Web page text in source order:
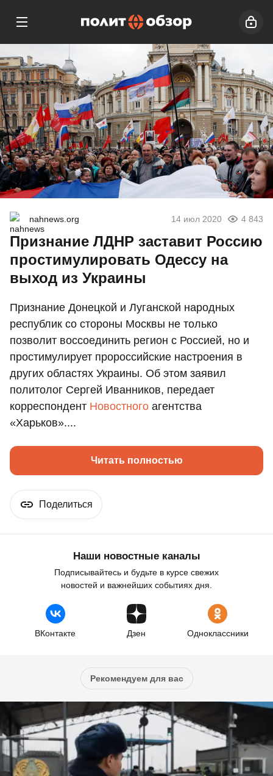
nahnews.org 14 июл 2020 4 843
Признание ЛДНР заставит Россию
простимулировать Одессу на
выход из Украины
Признание Донецкой и Луганской народных
республик со стороны Москвы не только
позволит воссоединить регион с Россией, но и
простимулирует пророссийские настроения в
других областях Украины. Об этом заявил
политолог Сергей Иванников, передает
корреспондент Новостного агентства
«Харьков»....
Читать полностью
Поделиться
Наши новостные каналы
Подписывайтесь и будьте в курсе свежих
новостей и важнейших событиях дня.
ВКонтакте Дзен Одноклассники
Рекомендуем для вас